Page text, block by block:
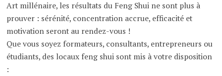
Art millénaire, les résultats du Feng Shui ne sont plus à
prouver : sérénité, concentration accrue, efficacité et
motivation seront au rendez-vous !
Que vous soyez formateurs, consultants, entrepreneurs ou
étudiants, des locaux feng shui sont mis à votre disposition
: